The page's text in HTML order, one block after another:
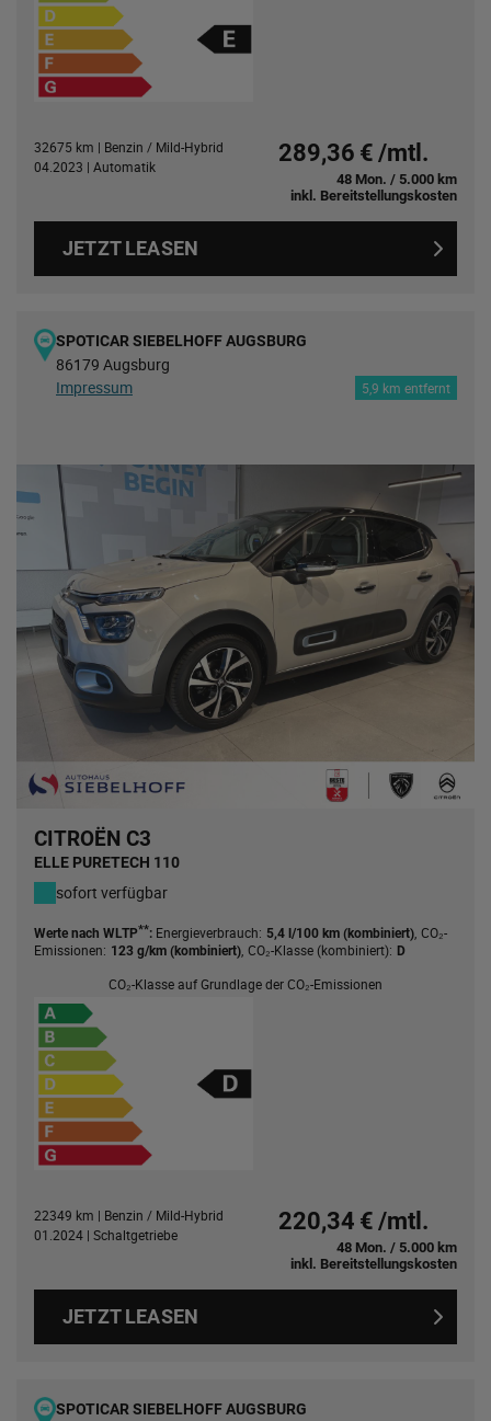
32675 km | Benzin / Mild-Hybrid
04.2023 | Automatik
289,36 € /mtl.
48 Mon. / 5.000 km
inkl. Bereitstellungskosten
JETZT LEASEN
SPOTICAR SIEBELHOFF AUGSBURG
86179 Augsburg
Impressum
5,9 km entfernt
CITROËN C3
ELLE PURETECH 110
sofort verfügbar
Werte nach WLTP**: Energieverbrauch: 5,4 l/100 km (kombiniert) CO₂-
Emissionen: 123 g/km (kombiniert) CO₂-Klasse (kombiniert): D
CO₂-Klasse auf Grundlage der CO₂-Emissionen
22349 km | Benzin / Mild-Hybrid
01.2024 | Schaltgetriebe
220,34 € /mtl.
48 Mon. / 5.000 km
inkl. Bereitstellungskosten
JETZT LEASEN
SPOTICAR SIEBELHOFF AUGSBURG